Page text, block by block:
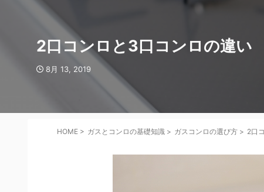
2口コンロと3口コンロの違い
8月 13, 2019
HOME > ガスとコンロの基礎知識 > ガスコンロの選び方 > 2口